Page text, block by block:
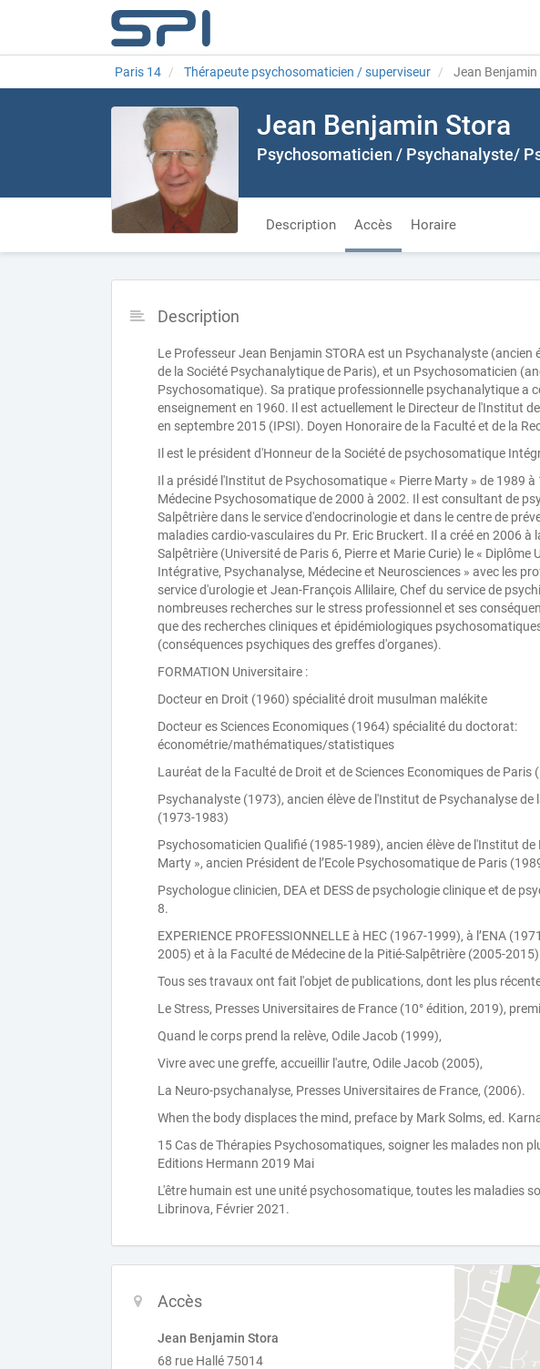
Paris 14 Thérapeute psychosomaticien / superviseur Jean Benjamin
Jean Benjamin Stora
Psychosomaticien / Psychanalyste/
Description Accès Horaire
Description
Le Professeur Jean Benjamin STORA est un Psychanalyste (ancien
de la Société Psychanalytique de Paris), et un Psychosomaticien
Psychosomatique). Sa pratique professionnelle psychanalytique a
enseignement en 1960. Il est actuellement le Directeur de l'Institut
en septembre 2015 (IPSI). Doyen Honoraire de la Faculté et de la
Il est le président d'Honneur de la Société de psychosomatique
Il a présidé l'Institut de Psychosomatique « Pierre Marty » de 1989
Médecine Psychosomatique de 2000 à 2002. Il est consultant de
Salpêtrière dans le service d'endocrinologie et dans le centre de
maladies cardio-vasculaires du Pr. Eric Bruckert. Il a créé en 2006 à
Salpêtrière (Université de Paris 6, Pierre et Marie Curie) le «
Intégrative, Psychanalyse, Médecine et Neurosciences » avec les
service d'urologie et Jean-François Allilaire, Chef du service de
nombreuses recherches sur le stress professionnel et ses
que des recherches cliniques et épidémiologiques
(conséquences psychiques des greffes d'organes).
FORMATION Universitaire :
Docteur en Droit (1960) spécialité droit musulman malékite
Docteur es Sciences Economiques (1964) spécialité du doctorat:
économétrie/mathématiques/statistiques
Lauréat de la Faculté de Droit et de Sciences Economiques de Paris
Psychanalyste (1973), ancien élève de l'Institut de Psychanalyse
(1973-1983)
Psychosomaticien Qualifié (1985-1989), ancien élève de l'Institut de
Marty », ancien Président de l’Ecole Psychosomatique de Paris
Psychologue clinicien, DEA et DESS de psychologie clinique et de
8.
EXPERIENCE PROFESSIONNELLE à HEC (1967-1999), à l’ENA
2005) et à la Faculté de Médecine de la Pitié-Salpêtrière (2005-
Tous ses travaux ont fait l'objet de publications, dont les plus
Le Stress, Presses Universitaires de France (10° édition, 2019),
Quand le corps prend la relève, Odile Jacob (1999),
Vivre avec une greffe, accueillir l'autre, Odile Jacob (2005),
La Neuro-psychanalyse, Presses Universitaires de France, (2006).
When the body displaces the mind, preface by Mark Solms, ed.
15 Cas de Thérapies Psychosomatiques, soigner les malades non
Editions Hermann 2019 Mai
L'être humain est une unité psychosomatique, toutes les maladies
Librinova, Février 2021.
Accès
Jean Benjamin Stora
68 rue Hallé 75014